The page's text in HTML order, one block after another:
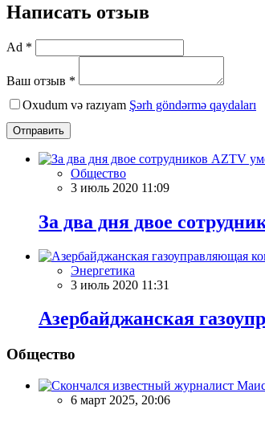
Написать отзыв
Ad *
Ваш отзыв *
Oxudum və razıyam Şərh göndərmə qaydaları
Отправить
Общество
3 июль 2020 11:09
За два дня двое
Энергетика
3 июль 2020 11:31
Азербайджанская
Общество
6 март 2025, 20:06